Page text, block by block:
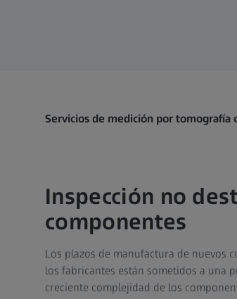
Servicios de medición por tomografía
Inspección no
componentes
Los plazos de manufactura de nuevos
los fabricantes están sometidos a una
creciente complejidad de los